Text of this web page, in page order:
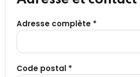
Adresse complète *
Code postal *